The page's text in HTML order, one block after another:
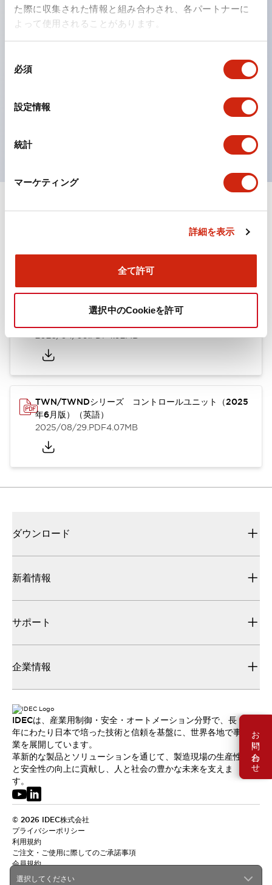
た際に収集された情報と組み合わされ、各パートナーに
よって使用されることがあります。
必須
設定情報
統計
マーケティング
詳細を表示
全て許可
選択中のCookieを許可
お問い合わせ
を搭載。
高電圧タイプのLED球が搭載可能になり、ダイレクト
タイプの定格使用電圧が最大240Vまで対応可能になり
ました。
ひとつで6色の役をこなすLED球（LSRD球）。これま
で色ごとに分かれていたLED球を、1色のLED球で各色
UL、CSA、TÜV、CCC認証品。
TWN/TWNDシリーズ コントロールユニット（2025
2026/04/09.PDF4.92MB
TWN/TWNDシリーズ コントロールユニット（2025
年6月版）（英語）
2025/08/29.PDF4.07MB
選択してください
ダウンロード
新着情報
サポート
企業情報
IDECは、産業用制御・安全・オートメーション分野で、長
年にわたり日本で培った技術と信頼を基盤に、世界各地で事
業を展開しています。
革新的な製品とソリューションを通じて、製造現場の生産性
と安全性の向上に貢献し、人と社会の豊かな未来を支えま
す。
© 2026 IDEC株式会社
プライバシーポリシー
利用規約
ご注文・ご使用に際してのご承諾事項
会員規約